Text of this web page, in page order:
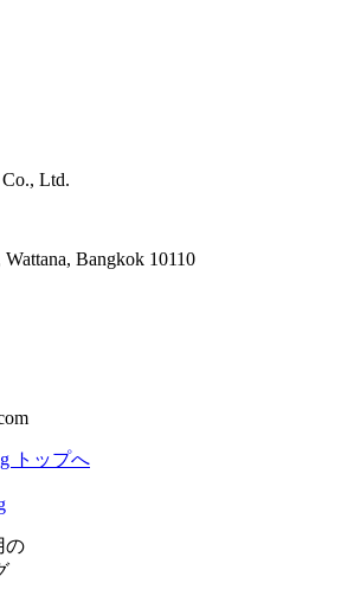
Ltd.
Bangkok 10110
トップへ
の